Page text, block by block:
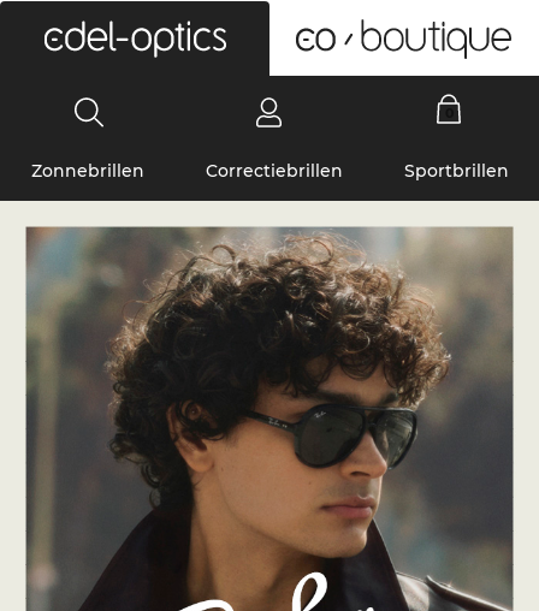
Zonnebrillen Correctiebrillen Sportbrillen